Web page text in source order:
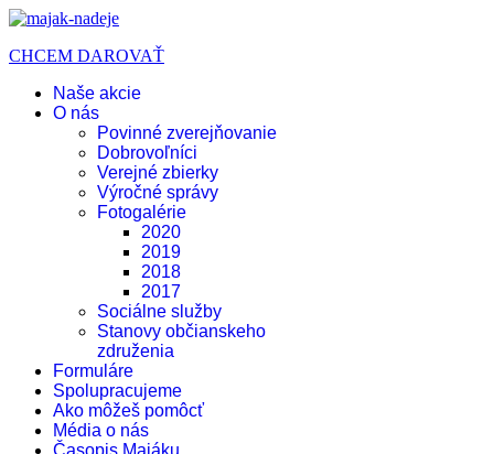
CHCEM DAROVAŤ
Naše akcie
O nás
Povinné zverejňovanie
Dobrovoľníci
Verejné zbierky
Výročné správy
Fotogalérie
2020
2019
2018
2017
Sociálne služby
Stanovy občianskeho
združenia
Formuláre
Spolupracujeme
Ako môžeš pomôcť
Média o nás
Časopis Majáku